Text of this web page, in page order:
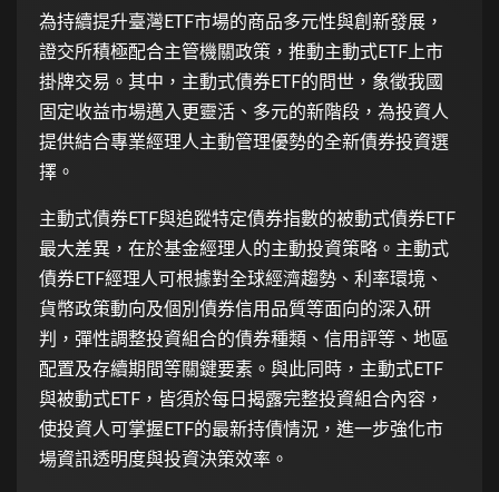
為持續提升臺灣ETF市場的商品多元性與創新發展，
證交所積極配合主管機關政策，推動主動式ETF上市
掛牌交易。其中，主動式債券ETF的問世，象徵我國
固定收益市場邁入更靈活、多元的新階段，為投資人
提供結合專業經理人主動管理優勢的全新債券投資選
擇。
主動式債券ETF與追蹤特定債券指數的被動式債券ETF
最大差異，在於基金經理人的主動投資策略。主動式
債券ETF經理人可根據對全球經濟趨勢、利率環境、
貨幣政策動向及個別債券信用品質等面向的深入研
判，彈性調整投資組合的債券種類、信用評等、地區
配置及存續期間等關鍵要素。與此同時，主動式ETF
與被動式ETF，皆須於每日揭露完整投資組合內容，
使投資人可掌握ETF的最新持債情況，進一步強化市
場資訊透明度與投資決策效率。